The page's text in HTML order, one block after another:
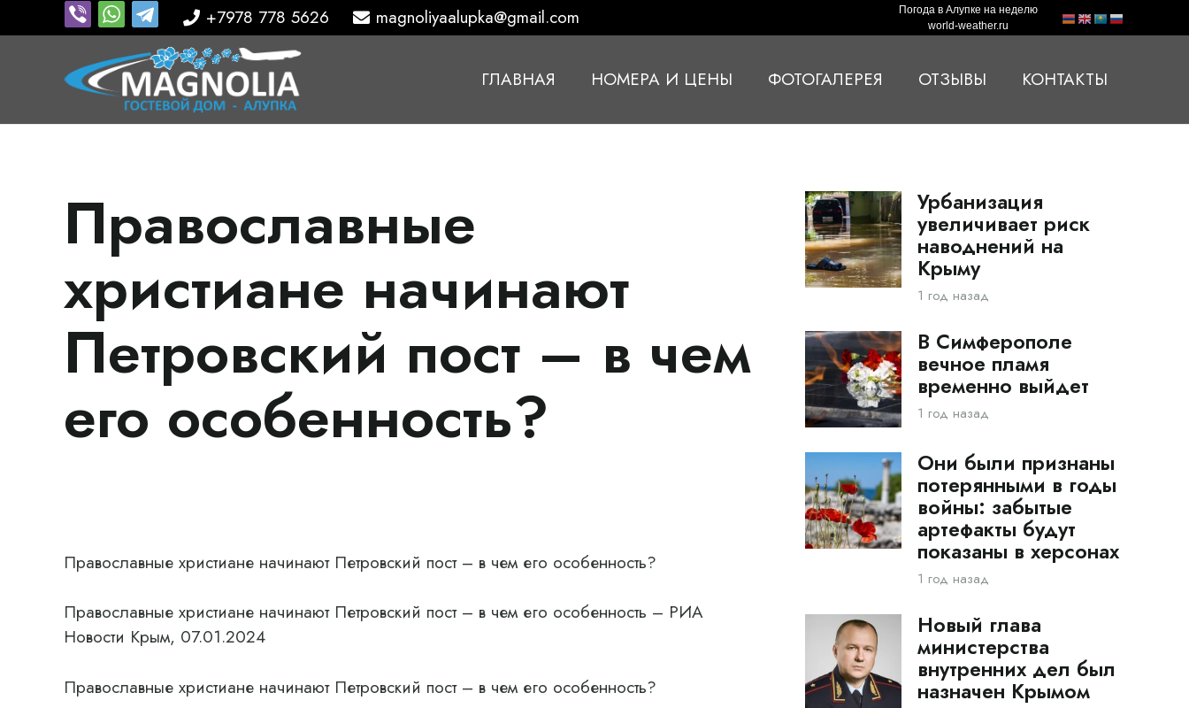
+7978 778 5626 magnoliyaalupka@gmail.com
Погода в Алупке на неделю
world-weather.ru
ГЛАВНАЯ НОМЕРА И ЦЕНЫ ФОТОГАЛЕРЕЯ ОТЗЫВЫ КОНТАКТЫ
Православные
христиане начинают
Петровский пост – в чем
его особенность?
Православные христиане начинают Петровский пост – в чем его особенность?
Православные христиане начинают Петровский пост – в чем его особенность – РИА
Новости Крым, 07.01.2024
Православные христиане начинают Петровский пост – в чем его особенность?
Урбанизация
увеличивает риск
наводнений на
Крыму
1 год назад
В Симферополе
вечное пламя
временно выйдет
1 год назад
Они были признаны
потерянными в годы
войны: забытые
артефакты будут
показаны в херсонах
1 год назад
Новый глава
министерства
внутренних дел был
назначен Крымом